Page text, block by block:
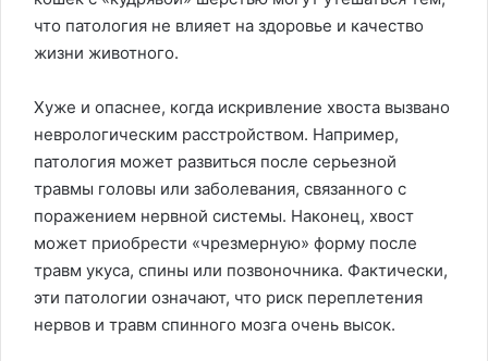
что патология не влияет на здоровье и качество
жизни животного.
Хуже и опаснее, когда искривление хвоста вызвано
неврологическим расстройством. Например,
патология может развиться после серьезной
травмы головы или заболевания, связанного с
поражением нервной системы. Наконец, хвост
может приобрести «чрезмерную» форму после
травм укуса, спины или позвоночника. Фактически,
эти патологии означают, что риск переплетения
нервов и травм спинного мозга очень высок.